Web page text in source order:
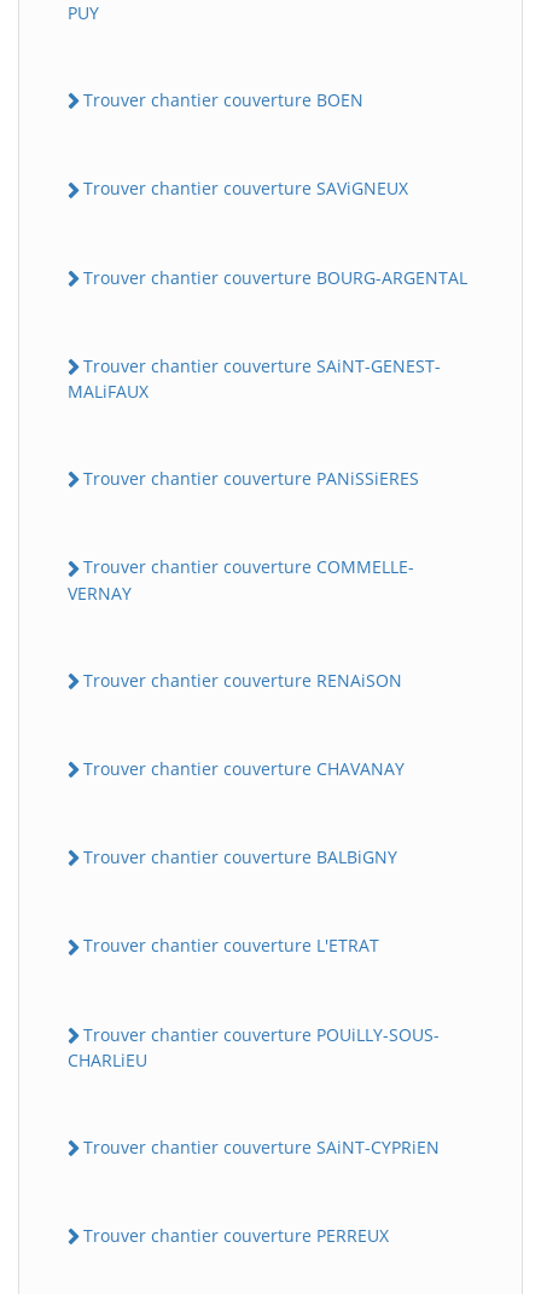
PUY
Trouver chantier couverture BOEN
Trouver chantier couverture SAViGNEUX
Trouver chantier couverture BOURG-ARGENTAL
Trouver chantier couverture SAiNT-GENEST-
MALiFAUX
Trouver chantier couverture PANiSSiERES
Trouver chantier couverture COMMELLE-
VERNAY
Trouver chantier couverture RENAiSON
Trouver chantier couverture CHAVANAY
Trouver chantier couverture BALBiGNY
Trouver chantier couverture L'ETRAT
Trouver chantier couverture POUiLLY-SOUS-
CHARLiEU
Trouver chantier couverture SAiNT-CYPRiEN
Trouver chantier couverture PERREUX